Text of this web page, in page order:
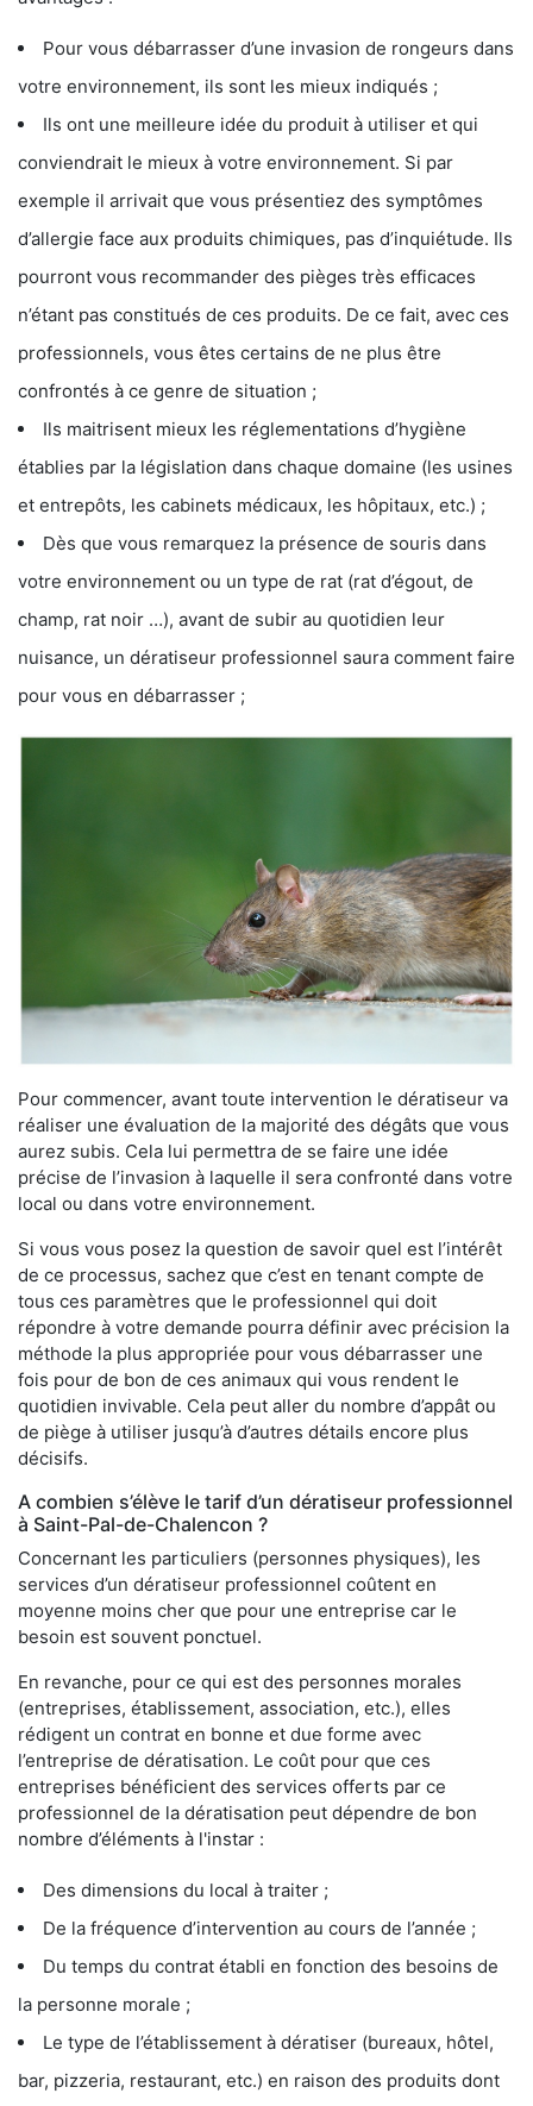
Pour vous débarrasser d’une invasion de rongeurs dans
votre environnement, ils sont les mieux indiqués ;
Ils ont une meilleure idée du produit à utiliser et qui
conviendrait le mieux à votre environnement. Si par
exemple il arrivait que vous présentiez des symptômes
d’allergie face aux produits chimiques, pas d’inquiétude. Ils
pourront vous recommander des pièges très efficaces
n’étant pas constitués de ces produits. De ce fait, avec ces
professionnels, vous êtes certains de ne plus être
confrontés à ce genre de situation ;
Ils maitrisent mieux les réglementations d’hygiène
établies par la législation dans chaque domaine (les usines
et entrepôts, les cabinets médicaux, les hôpitaux, etc.) ;
Dès que vous remarquez la présence de souris dans
votre environnement ou un type de rat (rat d’égout, de
champ, rat noir …), avant de subir au quotidien leur
nuisance, un dératiseur professionnel saura comment faire
pour vous en débarrasser ;
Pour commencer, avant toute intervention le dératiseur va
réaliser une évaluation de la majorité des dégâts que vous
aurez subis. Cela lui permettra de se faire une idée
précise de l’invasion à laquelle il sera confronté dans votre
local ou dans votre environnement.
Si vous vous posez la question de savoir quel est l’intérêt
de ce processus, sachez que c’est en tenant compte de
tous ces paramètres que le professionnel qui doit
répondre à votre demande pourra définir avec précision la
méthode la plus appropriée pour vous débarrasser une
fois pour de bon de ces animaux qui vous rendent le
quotidien invivable. Cela peut aller du nombre d’appât ou
de piège à utiliser jusqu’à d’autres détails encore plus
décisifs.
A combien s’élève le tarif d’un dératiseur professionnel
à Saint-Pal-de-Chalencon ?
Concernant les particuliers (personnes physiques), les
services d’un dératiseur professionnel coûtent en
moyenne moins cher que pour une entreprise car le
besoin est souvent ponctuel.
En revanche, pour ce qui est des personnes morales
(entreprises, établissement, association, etc.), elles
rédigent un contrat en bonne et due forme avec
l’entreprise de dératisation. Le coût pour que ces
entreprises bénéficient des services offerts par ce
professionnel de la dératisation peut dépendre de bon
nombre d’éléments à l'instar :
Des dimensions du local à traiter ;
De la fréquence d’intervention au cours de l’année ;
Du temps du contrat établi en fonction des besoins de
la personne morale ;
Le type de l’établissement à dératiser (bureaux, hôtel,
bar, pizzeria, restaurant, etc.) en raison des produits dont